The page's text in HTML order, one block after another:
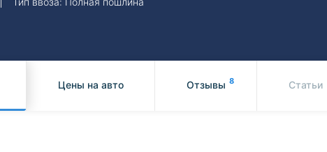
Цены на авто Отзывы 8 Статьи